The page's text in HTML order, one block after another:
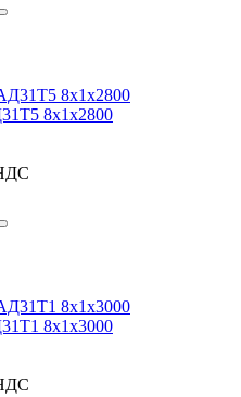
8х1х2800
8х1х3000